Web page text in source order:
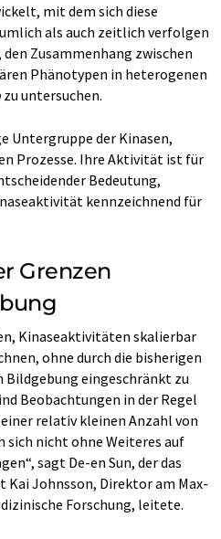
mit dem sich diese
als auch zeitlich verfolgen
Zusammenhang zwischen
Phänotypen in heterogenen
zu untersuchen.
Untergruppe der Kinasen,
Prozesse. Ihre Aktivität ist für
Bedeutung,
kennzeichnend für
Grenzen
Kinaseaktivitäten skalierbar
ohne durch die bisherigen
Bildgebung eingeschränkt zu
Beobachtungen in der Regel
relativ kleinen Anzahl von
sich nicht ohne Weiteres auf
sagt De-en Sun, der das
Johnsson, Direktor am Max-
Forschung, leitete.